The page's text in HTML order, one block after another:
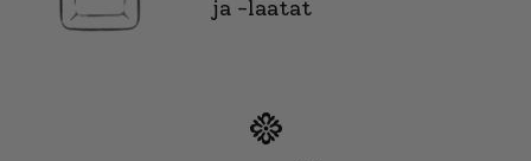
ja -laatat